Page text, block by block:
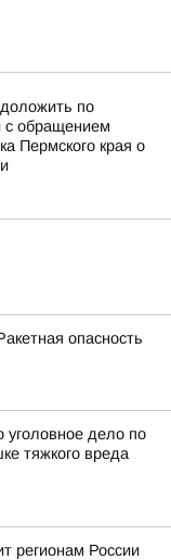
по
с обращением
Пермского края о
опасность
уголовное дело по
тяжкого вреда
регионам России